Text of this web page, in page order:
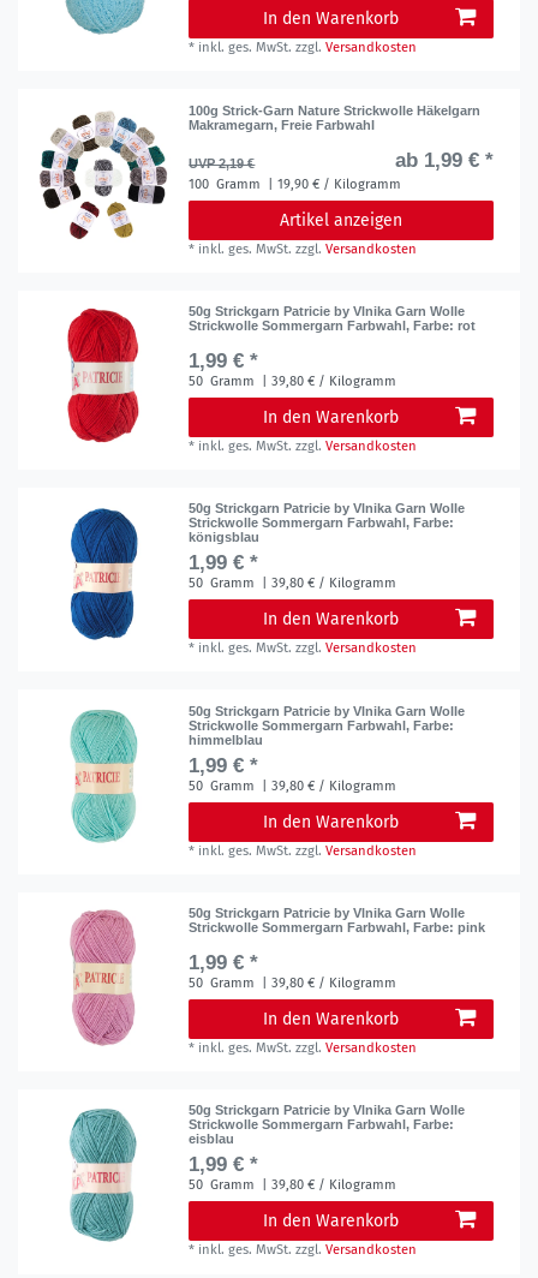
In den Warenkorb
* inkl. ges. MwSt. zzgl.Versandkosten
100g Strick-Garn Nature Strickwolle Häkelgarn
Makramegarn, Freie Farbwahl
UVP 2,19 € ab 1,99 € *
100 Gramm | 19,90 € / Kilogramm
Artikel anzeigen
* inkl. ges. MwSt. zzgl.Versandkosten
50g Strickgarn Patricie by Vlnika Garn Wolle
Strickwolle Sommergarn Farbwahl, Farbe: rot
1,99 € *
50 Gramm | 39,80 € / Kilogramm
In den Warenkorb
* inkl. ges. MwSt. zzgl.Versandkosten
50g Strickgarn Patricie by Vlnika Garn Wolle
Strickwolle Sommergarn Farbwahl, Farbe:
königsblau
1,99 € *
50 Gramm | 39,80 € / Kilogramm
In den Warenkorb
* inkl. ges. MwSt. zzgl.Versandkosten
50g Strickgarn Patricie by Vlnika Garn Wolle
Strickwolle Sommergarn Farbwahl, Farbe:
himmelblau
1,99 € *
50 Gramm | 39,80 € / Kilogramm
In den Warenkorb
* inkl. ges. MwSt. zzgl.Versandkosten
50g Strickgarn Patricie by Vlnika Garn Wolle
Strickwolle Sommergarn Farbwahl, Farbe: pink
1,99 € *
50 Gramm | 39,80 € / Kilogramm
In den Warenkorb
* inkl. ges. MwSt. zzgl.Versandkosten
50g Strickgarn Patricie by Vlnika Garn Wolle
Strickwolle Sommergarn Farbwahl, Farbe:
eisblau
1,99 € *
50 Gramm | 39,80 € / Kilogramm
In den Warenkorb
* inkl. ges. MwSt. zzgl.Versandkosten